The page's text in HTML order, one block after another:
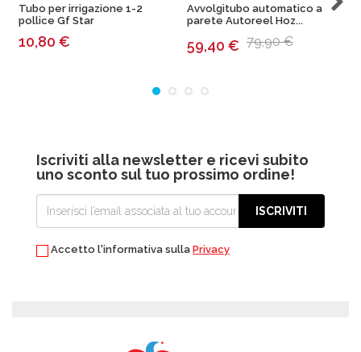
Tubo per irrigazione 1-2
pollice Gf Star
10,80 €
Avvolgitubo automatico a
parete Autoreel Hoz...
59,40 € 79,90 €
Iscriviti alla newsletter e ricevi subito
uno sconto sul tuo prossimo ordine!
ISCRIVITI
Accetto l'informativa sulla Privacy